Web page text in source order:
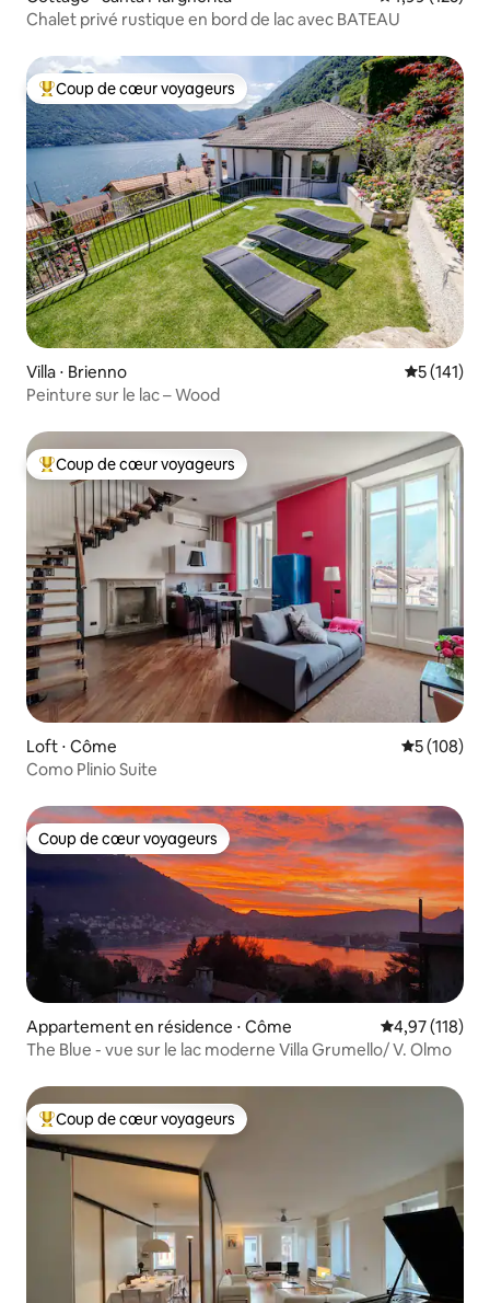
Chalet privé rustique en bord de lac avec BATEAU
Coups de cœur voyageurs les plus appréciés
Coup de cœur voyageurs
Villa ⋅ Brienno Évaluation
5 (141)
Peinture sur le lac – Wood
Coups de cœur voyageurs les plus appréciés
Coup de cœur voyageurs
Loft ⋅ Côme Évaluation
5 (108)
Como Plinio Suite
Coup de cœur voyageurs
Coup de cœur voyageurs
Appartement en résidence ⋅ Côme Évaluation
4,97 (118)
The Blue - vue sur le lac moderne Villa Grumello/ V. Olmo
Coups de cœur voyageurs les plus appréciés
Coup de cœur voyageurs